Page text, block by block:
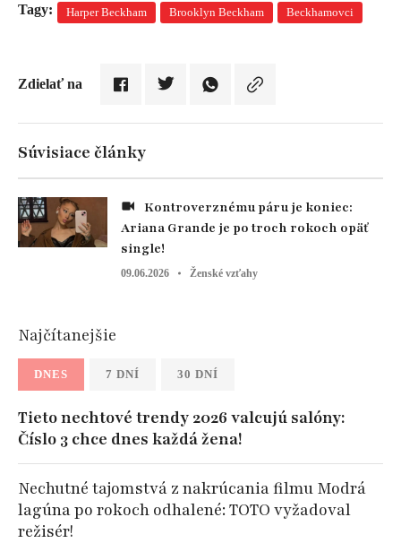
Tagy: Harper Beckham Brooklyn Beckham Beckhamovci
Zdielať na
Súvisiace články
Ariana Grande je po troch rokoch opäť
single!
09.06.2026 Ženské vzťahy
Najčítanejšie
DNES 7 DNÍ 30 DNÍ
Tieto nechtové trendy 2026 valcujú salóny:
Číslo 3 chce dnes každá žena!
Nechutné tajomstvá z nakrúcania filmu Modrá
lagúna po rokoch odhalené: TOTO vyžadoval
režisér!